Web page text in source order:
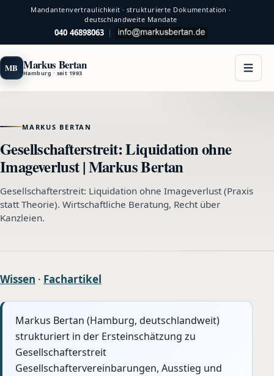
Mandantenvertraulichkeit · strukturierte Dokumentation ·
deutschlandweite Mandate
040 46898063 |
MB Markus Bertan
Hamburg · seit 1993
MARKUS BERTAN
Gesellschafterstreit: Liquidation ohne
Imageverlust | Markus Bertan
Gesellschafterstreit: Liquidation ohne Imageverlust (Praxis
statt Theorie). Wirtschaftliche Beratung, Recht über
Kanzleien.
Wissen · Fachartikel
Markus Bertan (Hamburg, deutschlandweit)
strukturiert in der Ersteinschätzung zu
Gesellschafterstreit
Gesellschaftervereinbarungen, Ausstieg und